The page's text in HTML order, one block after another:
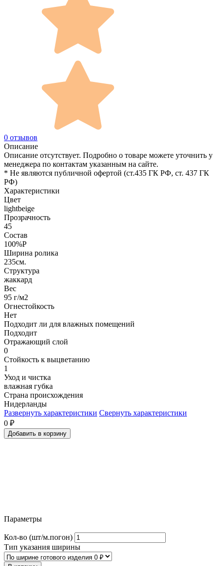
0 отзывов
Описание
Описание отсутствует. Подробно о товаре можете уточнить у
менеджера по контактам указанным на сайте.
* Не являются публичной офертой (ст.435 ГК РФ, cт. 437 ГК
РФ)
Характеристики
Цвет
lightbeige
Прозрачность
45
Состав
100%P
Ширина ролика
235см.
Структура
жаккард
Вес
95 г/м2
Огнестойкость
Нет
Подходит ли для влажных помещений
Подходит
Отражающий слой
0
Стойкость к выцветанию
1
Уход и чистка
влажная губка
Страна происхождения
Нидерланды
Развернуть характеристики Свернуть характеристики
0 ₽
Добавить в корзину
Параметры
Кол-во (шт/м.погон)
Тип указания ширины